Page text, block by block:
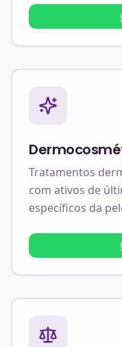
Tratamentos
com ativos de
específicos da